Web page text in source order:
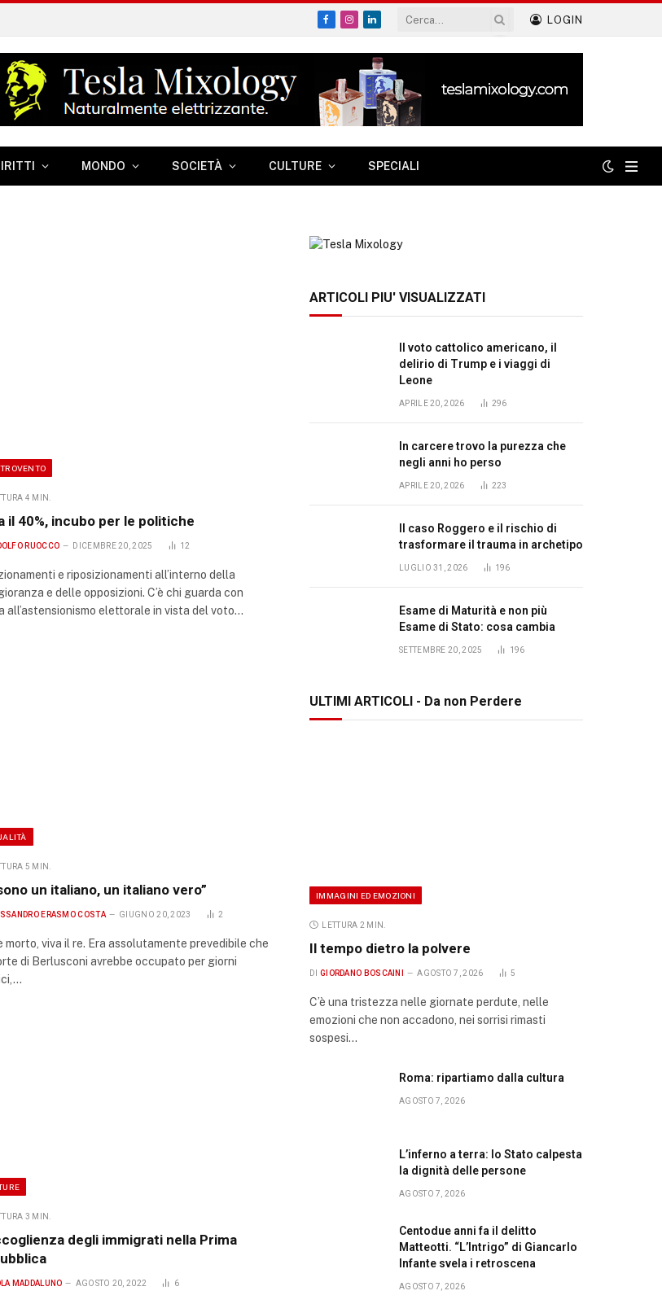
Facebook
Instagram
LinkedIn
LOGIN
MONDO SOCIETÀ CULTURE SPECIALI
4 MIN.
il 40%, incubo per le politiche
RUOCCO DICEMBRE 20, 2025 12
e riposizionamenti all’interno della
e delle opposizioni. C’è chi guarda con
all’astensionismo elettorale in vista del voto…
5 MIN.
un italiano, un italiano vero”
ERASMO COSTA GIUGNO 20, 2023 2
morto, viva il re. Era assolutamente prevedibile che
di Berlusconi avrebbe occupato per giorni
3 MIN.
degli immigrati nella Prima
MADDALUNO AGOSTO 20, 2022 6
ARTICOLI PIU' VISUALIZZATI
Il voto cattolico americano, il
delirio di Trump e i viaggi di
Leone
APRILE 20, 2026 296
In carcere trovo la purezza che
negli anni ho perso
APRILE 20, 2026 223
Il caso Roggero e il rischio di
trasformare il trauma in archetipo
LUGLIO 31, 2026 196
Esame di Maturità e non più
Esame di Stato: cosa cambia
SETTEMBRE 20, 2025 196
ULTIMI ARTICOLI - Da non Perdere
IMMAGINI ED EMOZIONI
LETTURA 2 MIN.
Il tempo dietro la polvere
DI GIORDANO BOSCAINI AGOSTO 7, 2026 5
C’è una tristezza nelle giornate perdute, nelle
emozioni che non accadono, nei sorrisi rimasti
sospesi…
Roma: ripartiamo dalla cultura
AGOSTO 7, 2026
L’inferno a terra: lo Stato calpesta
la dignità delle persone
AGOSTO 7, 2026
Centodue anni fa il delitto
Matteotti. “L’Intrigo” di Giancarlo
Infante svela i retroscena
AGOSTO 7, 2026